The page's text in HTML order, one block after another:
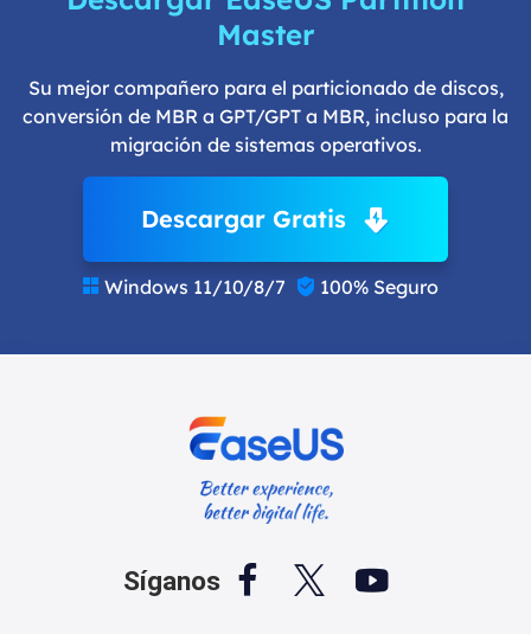
Master
Su mejor compañero para el particionado de discos,
conversión de MBR a GPT/GPT a MBR, incluso para la
migración de sistemas operativos.
Descargar Gratis
 Windows 11/10/8/7  100% Seguro
Síganos   